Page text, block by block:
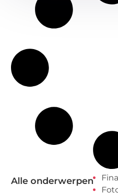
Alle onderwerpen